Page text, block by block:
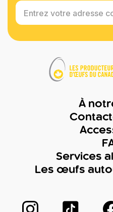
Entrez votre adresse
À
Services
Les œufs
Suivez-nous sur
Suivez-